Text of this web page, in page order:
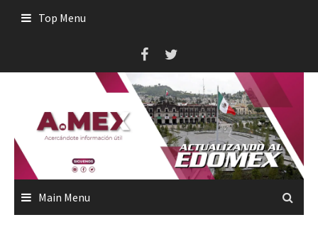
Top Menu
Main Menu